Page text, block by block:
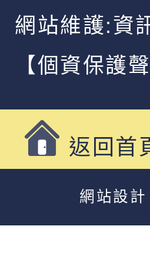
網站維護:資
【個資保護
返回首
網站設